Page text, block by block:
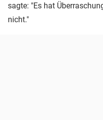
sagte: "Es hat
nicht."